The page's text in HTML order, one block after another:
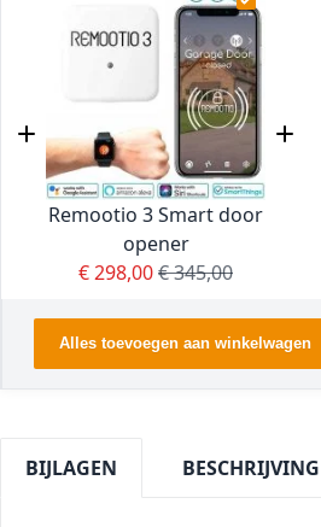
Remootio 3 Smart door
opener
Special Price
€ 298,00Regular Price
€ 345,00
Alles toevoegen aan winkelwagen
BIJLAGEN BESCHRIJVING